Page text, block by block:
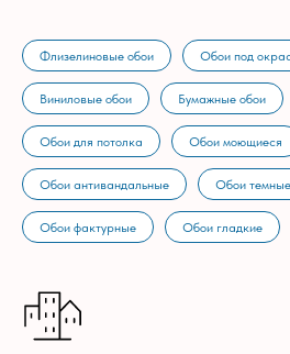
Флизелиновые обои Обои под
Виниловые обои Бумажные обои
Обои для потолка Обои моющиеся
Обои антивандальные Обои темные
Обои фактурные Обои гладкие